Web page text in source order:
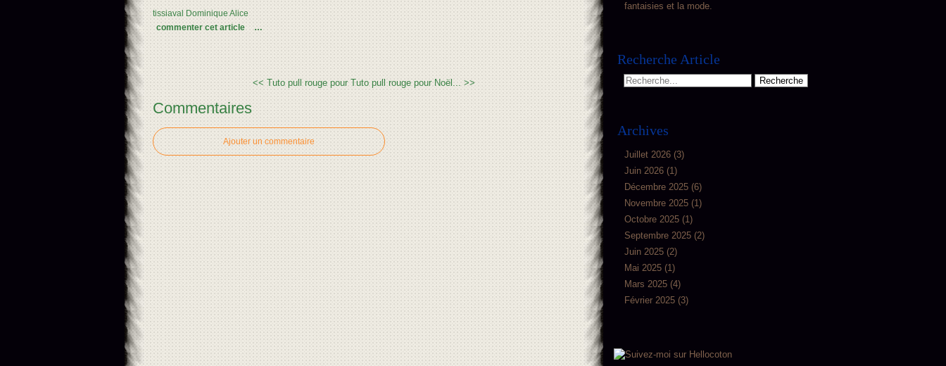
tissiaval Dominique Alice
commenter cet article
…
<< Tuto pull rouge pour Tuto pull rouge pour Noël... >>
Commentaires
Ajouter un commentaire
fantaisies et la mode.
Recherche Article
Archives
Juillet 2026 (3)
Juin 2026 (1)
Décembre 2025 (6)
Novembre 2025 (1)
Octobre 2025 (1)
Septembre 2025 (2)
Juin 2025 (2)
Mai 2025 (1)
Mars 2025 (4)
Février 2025 (3)